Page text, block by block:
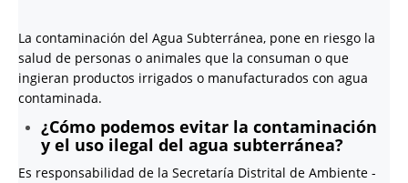
La contaminación del Agua Subterránea, pone en riesgo la
salud de personas o animales que la consuman o que
ingieran productos irrigados o manufacturados con agua
contaminada.
¿Cómo podemos evitar la contaminación
y el uso ilegal del agua subterránea?
Es responsabilidad de la Secretaría Distrital de Ambiente -